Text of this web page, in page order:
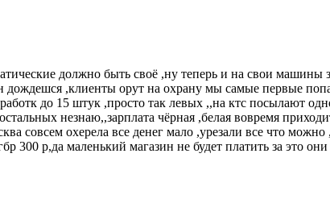
должно быть своё ,ну теперь и на свои машины
дождешся ,клиенты орут на охрану мы самые первые
до 15 штук ,просто так левых ,,на ктс посылают
незнаю,,зарплата чёрная ,белая вовремя
совсем охерела все денег мало ,урезали все что
р,да маленький магазин не будет платить за это они